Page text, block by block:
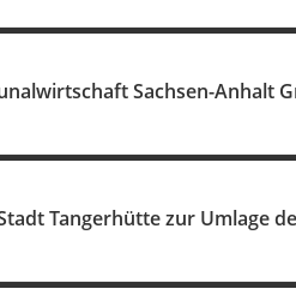
Sachsen-Anhalt
Tangerhütte zur Umlage